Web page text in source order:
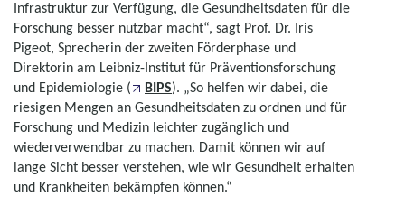
Infrastruktur zur Verfügung, die Gesundheitsdaten für die
Forschung besser nutzbar macht“, sagt Prof. Dr. Iris
Pigeot, Sprecherin der zweiten Förderphase und
Direktorin am Leibniz-Institut für Präventionsforschung
und Epidemiologie (
BIPS). „So helfen wir dabei, die
riesigen Mengen an Gesundheitsdaten zu ordnen und für
Forschung und Medizin leichter zugänglich und
wiederverwendbar zu machen. Damit können wir auf
lange Sicht besser verstehen, wie wir Gesundheit erhalten
und Krankheiten bekämpfen können.“